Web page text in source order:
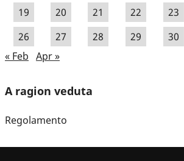
19
20 21 22 23
26
27 28 29 30
« Feb Apr »
A ragion veduta
Regolamento